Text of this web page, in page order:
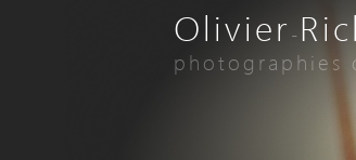
Olivier-
photographies